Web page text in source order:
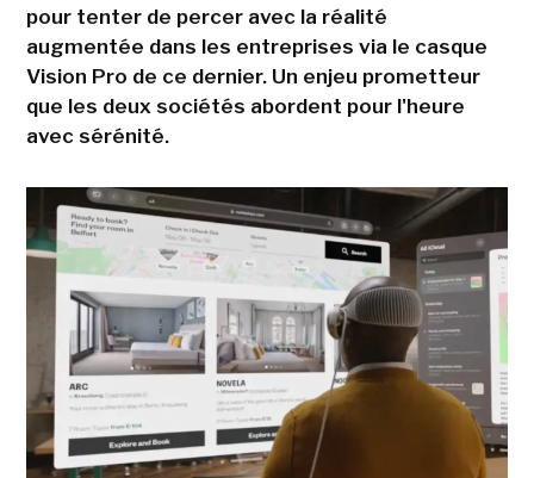
pour tenter de percer avec la réalité
augmentée dans les entreprises via le casque
Vision Pro de ce dernier. Un enjeu prometteur
que les deux sociétés abordent pour l'heure
avec sérénité.